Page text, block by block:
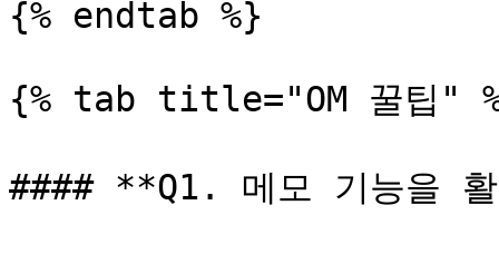
{% endtab %}
{% tab title="OM 꿀팁"
#### **Q1. 메모 기능을